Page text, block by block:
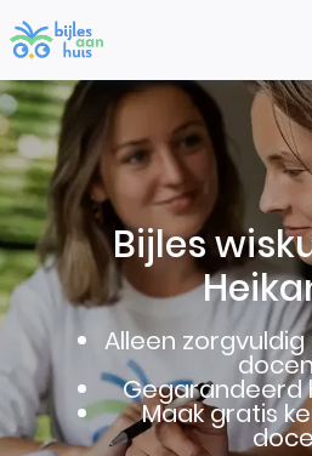
Bijles
Alleen
Gegarandeerd
Maak gratis